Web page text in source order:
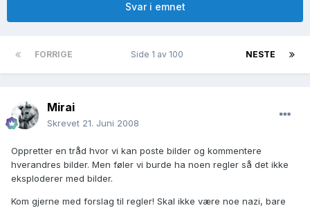
Svar i emnet
FORRIGE NESTE
Side 1 av 100
Mirai
Skrevet 21. Juni 2008
Oppretter en tråd hvor vi kan poste bilder og kommentere
hverandres bilder. Men føler vi burde ha noen regler så det ikke
eksploderer med bilder.
Kom gjerne med forslag til regler! Skal ikke være noe nazi, bare